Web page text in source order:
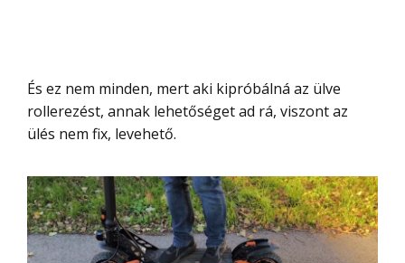
És ez nem minden, mert aki kipróbálná az ülve
rollerezést, annak lehetőséget ad rá, viszont az
ülés nem fix, levehető.